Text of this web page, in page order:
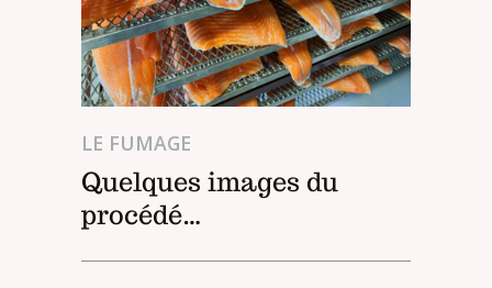
LE FUMAGE
Quelques images du
procédé…